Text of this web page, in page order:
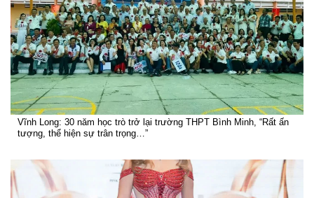
Vĩnh Long: 30 năm học trò trở lại trường THPT Bình Minh, “Rất ấn
tượng, thể hiện sự trân trọng…”